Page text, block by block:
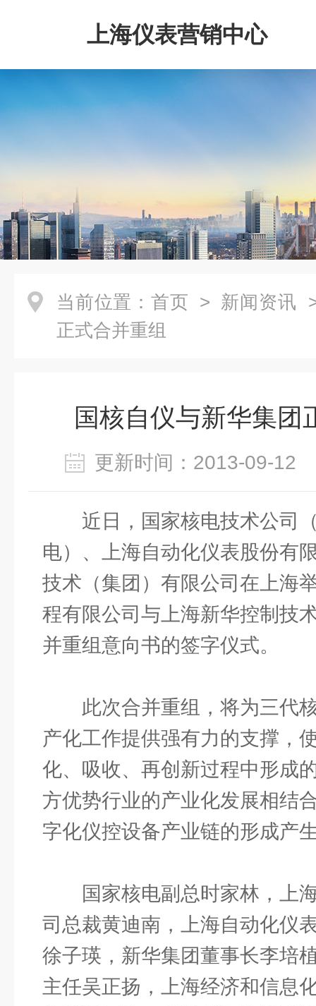
上海仪表营销中心
当前位置： 首页 > 新闻资讯
正式合并重组
国核自仪与新华集团
更新时间：2013-09-
近日，国家核电技术公司
电）、上海自动化仪表股份有
技术（集团）有限公司在上海
程有限公司与上海新华控制技
并重组意向书的签字仪式。
此次合并重组，将为三代核
产化工作提供强有力的支撑，
化、吸收、再创新过程中形成
方优势行业的产业化发展相结
字化仪控设备产业链的形成产
国家核电副总时家林，上海
司总裁黄迪南，上海自动化仪
徐子瑛，新华集团董事长李培
主任吴正扬，上海经济和信息